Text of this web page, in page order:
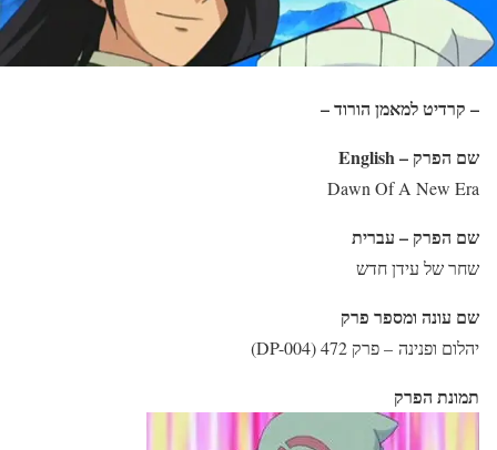
– קרדיט למאמן הורוד –
שם הפרק – English
Dawn Of A New Era
שם הפרק – עברית
שחר של עידן חדש
שם עונה ומספר פרק
יהלום ופנינה – פרק 472 (DP-004)
תמונת הפרק